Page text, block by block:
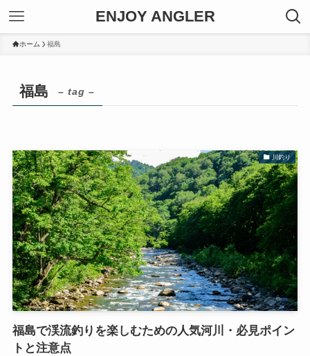
ENJOY ANGLER
ホーム 福島
福島 – tag –
川釣り
福島で渓流釣りを楽しむための人気河川・必見ポイン
トと注意点